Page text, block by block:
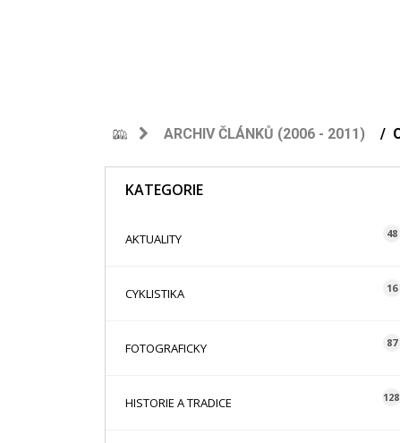
ARCHIV ČLÁNKŮ (2006 - 2011)
KATEGORIE
AKTUALITY 48
CYKLISTIKA 16
FOTOGRAFICKY 87
HISTORIE A TRADICE 128